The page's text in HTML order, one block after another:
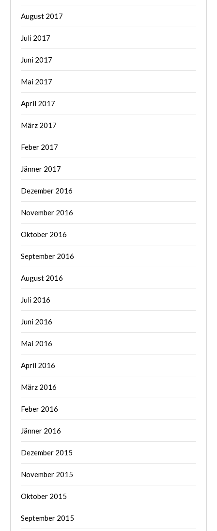
August 2017
Juli 2017
Juni 2017
Mai 2017
April 2017
März 2017
Feber 2017
Jänner 2017
Dezember 2016
November 2016
Oktober 2016
September 2016
August 2016
Juli 2016
Juni 2016
Mai 2016
April 2016
März 2016
Feber 2016
Jänner 2016
Dezember 2015
November 2015
Oktober 2015
September 2015